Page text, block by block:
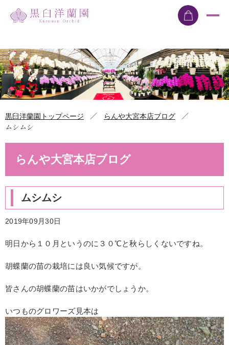
黒臼洋蘭園トップページ ／ らんや大宮本店ブログ
／
ムシムシ
らんや大宮本店ブログ
ムシムシ
2019年09月30日
明日から１０月というのに３０℃と秋らしくないですね。
胡蝶蘭の苗の栽培には良い気候ですが。
皆さんの胡蝶蘭の苗はいかがでしょうか。
いつものグロワーズ見本は